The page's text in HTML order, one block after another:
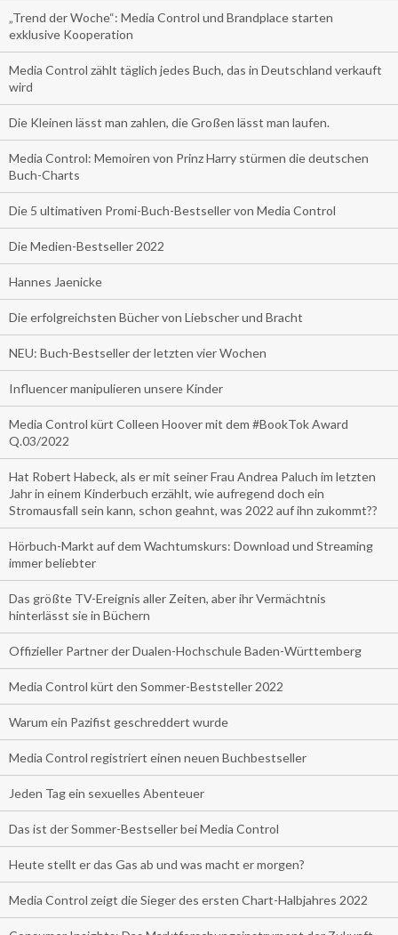
„Trend der Woche“: Media Control und Brandplace starten
exklusive Kooperation
Media Control zählt täglich jedes Buch, das in Deutschland verkauft
wird
Die Kleinen lässt man zahlen, die Großen lässt man laufen.
Media Control: Memoiren von Prinz Harry stürmen die deutschen
Buch-Charts
Die 5 ultimativen Promi-Buch-Bestseller von Media Control
Die Medien-Bestseller 2022
Hannes Jaenicke
Die erfolgreichsten Bücher von Liebscher und Bracht
NEU: Buch-Bestseller der letzten vier Wochen
Influencer manipulieren unsere Kinder
Media Control kürt Colleen Hoover mit dem #BookTok Award
Q.03/2022
Hat Robert Habeck, als er mit seiner Frau Andrea Paluch im letzten
Jahr in einem Kinderbuch erzählt, wie aufregend doch ein
Stromausfall sein kann, schon geahnt, was 2022 auf ihn zukommt??
Hörbuch-Markt auf dem Wachtumskurs: Download und Streaming
immer beliebter
Das größte TV-Ereignis aller Zeiten, aber ihr Vermächtnis
hinterlässt sie in Büchern
Offizieller Partner der Dualen-Hochschule Baden-Württemberg
Media Control kürt den Sommer-Beststeller 2022
Warum ein Pazifist geschreddert wurde
Media Control registriert einen neuen Buchbestseller
Jeden Tag ein sexuelles Abenteuer
Das ist der Sommer-Bestseller bei Media Control
Heute stellt er das Gas ab und was macht er morgen?
Media Control zeigt die Sieger des ersten Chart-Halbjahres 2022